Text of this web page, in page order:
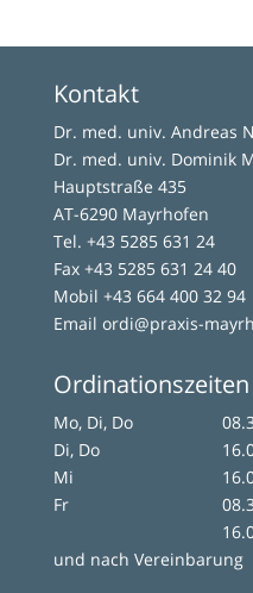
Kontakt
Dr. med. univ. Andreas
Dr. med. univ. Dominik
Hauptstraße 435
AT-6290 Mayrhofen
Tel. +43 5285 631 24
Fax +43 5285 631 24 40
Mobil +43 664 400 32 94
Email ordi@praxis-
Ordinationszeiten
Mo, Di, Do
Di, Do
Mi
Fr
und nach Vereinbarung